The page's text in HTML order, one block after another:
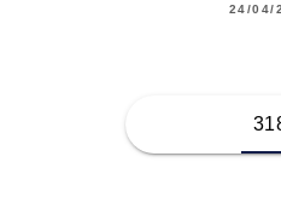
24/04/